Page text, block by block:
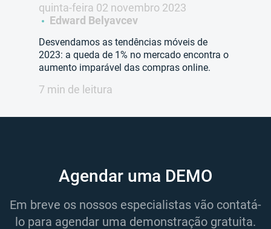
quinta-feira 02 novembro 2023
Edward Belyavcev
Desvendamos as tendências móveis de
2023: a queda de 1% no mercado encontra o
aumento imparável das compras online.
7 min de leitura
Agendar uma DEMO
Em breve os nossos especialistas vão contatá-
lo para agendar uma demonstração gratuita.